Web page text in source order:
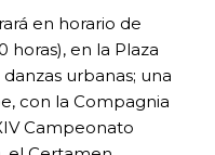
en horario de
horas), en la Plaza
urbanas; una
con la Compagnia
Campeonato